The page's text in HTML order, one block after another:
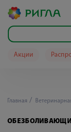
Акции
Главная